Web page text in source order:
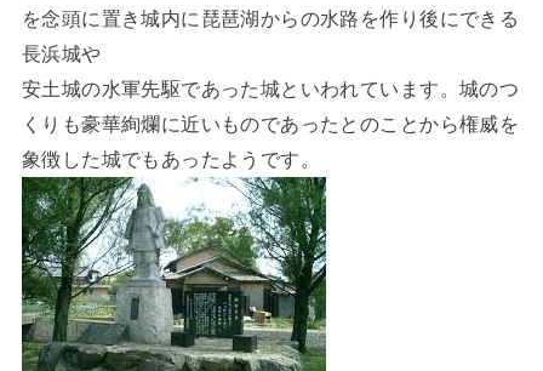
を念頭に置き城内に琵琶湖からの水路を作り後にできる
長浜城や
安土城の水軍先駆であった城といわれています。城のつ
くりも豪華絢爛に近いものであったとのことから権威を
象徴した城でもあったようです。